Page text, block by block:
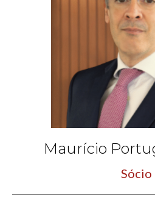
Maurício
Sócio